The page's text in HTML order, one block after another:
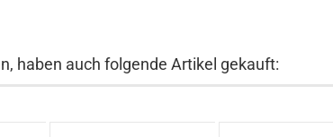
haben auch folgende Artikel gekauft: